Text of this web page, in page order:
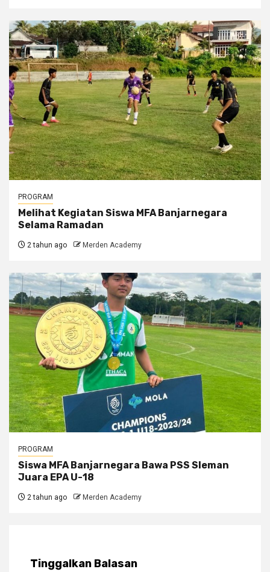
PROGRAM
Melihat Kegiatan Siswa MFA Banjarnegara
Selama Ramadan
2 tahun ago Merden Academy
PROGRAM
Siswa MFA Banjarnegara Bawa PSS Sleman
Juara EPA U-18
2 tahun ago Merden Academy
Tinggalkan Balasan